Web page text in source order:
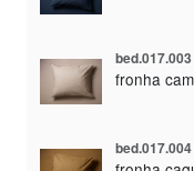
bed.017.003
fronha
bed.017.004